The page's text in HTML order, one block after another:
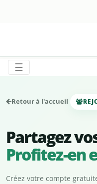
☰
Retour à l'accueil
Partagez
Profitez-en
Créez votre compte